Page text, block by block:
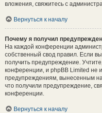
вложения, свяжитесь с
Вернуться к началу
Почему я получил
На каждой конференции
собственный свод правил. Если
получить предупреждение.
конференции, и phpBB Limited не
предупреждениям, вынесенным
что получили предупреждение,
конференции.
Вернуться к началу